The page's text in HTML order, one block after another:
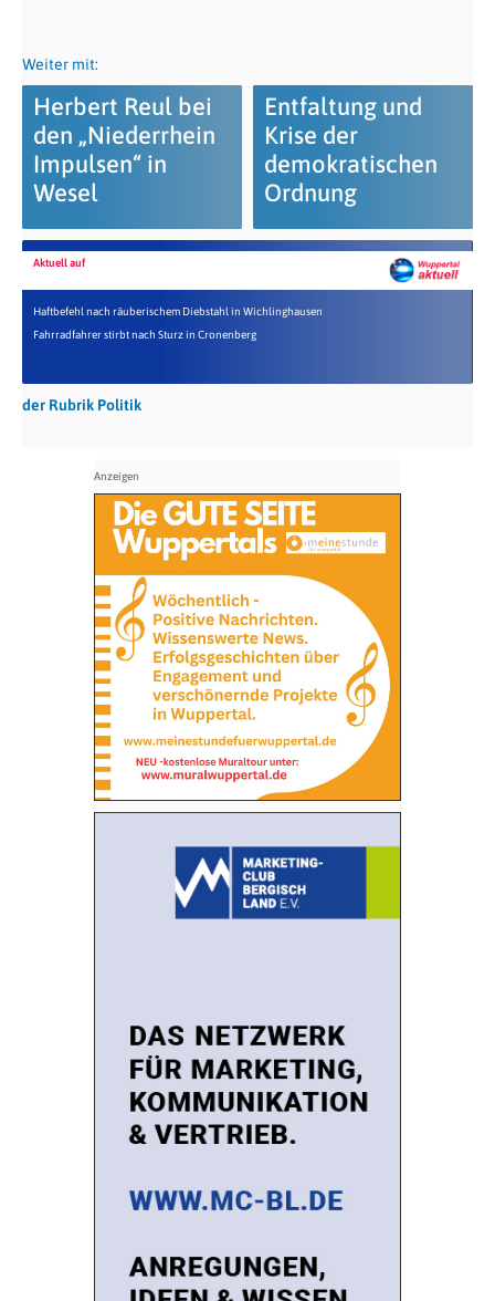
Weiter mit:
Herbert Reul bei
den „Niederrhein
Impulsen“ in
Wesel
Entfaltung und
Krise der
demokratischen
Ordnung
Aktuell auf
Haftbefehl nach räuberischem Diebstahl in Wichlinghausen
Fahrradfahrer stirbt nach Sturz in Cronenberg
der Rubrik Politik